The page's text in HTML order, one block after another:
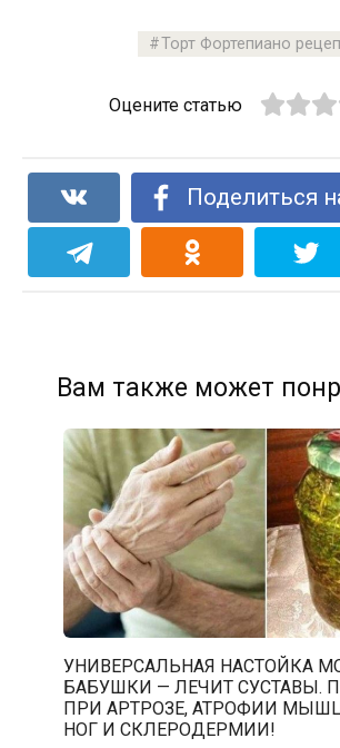
Торт Фортепиано
Оцените статью
Поделиться
Вам также может
УНИВЕРСАЛЬНАЯ НАСТОЙКА
БАБУШКИ — ЛЕЧИТ СУСТАВЫ.
ПРИ АРТРОЗЕ, АТРОФИИ
НОГ И СКЛЕРОДЕРМИИ!